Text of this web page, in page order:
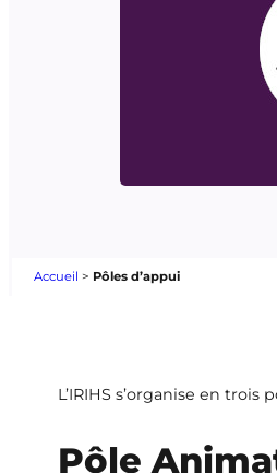
Accueil > Pôles d’appui
L’IRIHS s’organise en
Pôle